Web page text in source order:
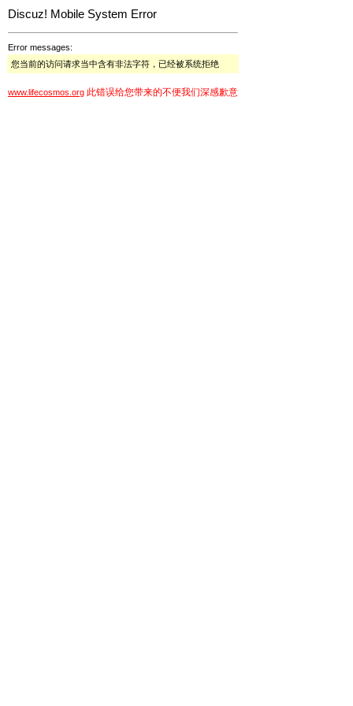
Discuz! Mobile System Error
Error messages:
您当前的访问请求当中含有非法字符，已经被系统拒绝
www.lifecosmos.org 此错误给您带来的不便我们深感歉意